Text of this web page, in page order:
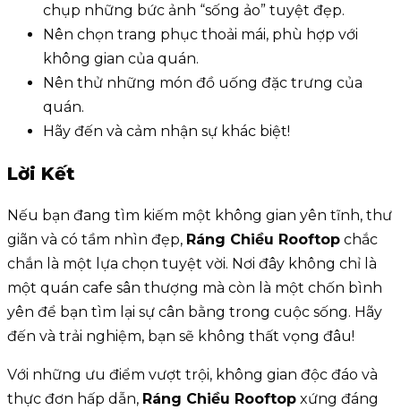
chụp những bức ảnh “sống ảo” tuyệt đẹp.
Nên chọn trang phục thoải mái, phù hợp với
không gian của quán.
Nên thử những món đồ uống đặc trưng của
quán.
Hãy đến và cảm nhận sự khác biệt!
Lời Kết
Nếu bạn đang tìm kiếm một không gian yên tĩnh, thư
giãn và có tầm nhìn đẹp, Ráng Chiều Rooftop chắc
chắn là một lựa chọn tuyệt vời. Nơi đây không chỉ là
một quán cafe sân thượng mà còn là một chốn bình
yên để bạn tìm lại sự cân bằng trong cuộc sống. Hãy
đến và trải nghiệm, bạn sẽ không thất vọng đâu!
Với những ưu điểm vượt trội, không gian độc đáo và
thực đơn hấp dẫn, Ráng Chiều Rooftop xứng đáng